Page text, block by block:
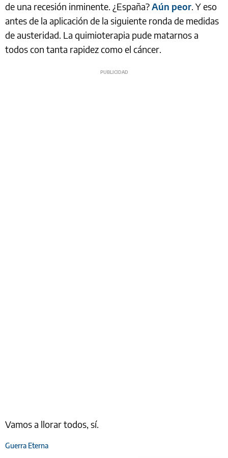
de una recesión inminente. ¿España?Aún peor. Y eso
antes de la aplicación de la siguiente ronda de medidas
de austeridad. La quimioterapia pude matarnos a
todos con tanta rapidez como el cáncer.
Vamos a llorar todos, sí.
Guerra Eterna